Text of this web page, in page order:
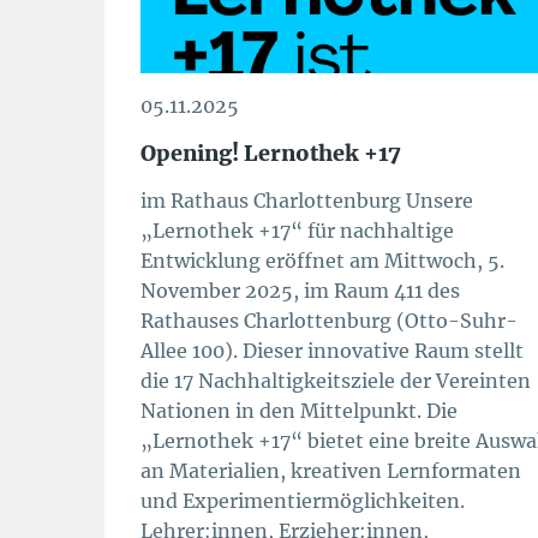
05.11.2025
Opening! Lernothek +17
im Rathaus Charlottenburg Unsere
„Lernothek +17“ für nachhaltige
Entwicklung eröffnet am Mittwoch, 5.
November 2025, im Raum 411 des
Rathauses Charlottenburg (Otto-Suhr-
Allee 100). Dieser innovative Raum stellt
die 17 Nachhaltigkeitsziele der Vereinten
Nationen in den Mittelpunkt. Die
„Lernothek +17“ bietet eine breite
an Materialien, kreativen Lernformaten
und Experimentiermöglichkeiten.
Lehrer:innen, Erzieher:innen,